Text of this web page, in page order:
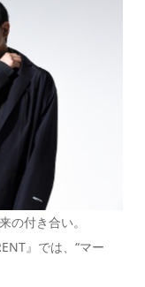
の付き合い。
』では、“マー